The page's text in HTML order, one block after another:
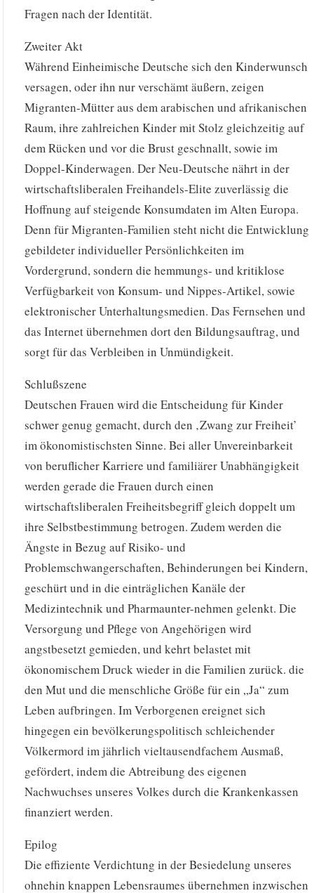
Fragen nach der Identität.
Zweiter Akt
Während Einheimische Deutsche sich den Kinderwunsch
versagen, oder ihn nur verschämt äußern, zeigen
Migranten-Mütter aus dem arabischen und afrikanischen
Raum, ihre zahlreichen Kinder mit Stolz gleichzeitig auf
dem Rücken und vor die Brust geschnallt, sowie im
Doppel-Kinderwagen. Der Neu-Deutsche nährt in der
wirtschaftsliberalen Freihandels-Elite zuverlässig die
Hoffnung auf steigende Konsumdaten im Alten Europa.
Denn für Migranten-Familien steht nicht die Entwicklung
gebildeter individueller Persönlichkeiten im
Vordergrund, sondern die hemmungs- und kritiklose
Verfügbarkeit von Konsum- und Nippes-Artikel, sowie
elektronischer Unterhaltungsmedien. Das Fernsehen und
das Internet übernehmen dort den Bildungsauftrag, und
sorgt für das Verbleiben in Unmündigkeit.
Schlußszene
Deutschen Frauen wird die Entscheidung für Kinder
schwer genug gemacht, durch den ‚Zwang zur Freiheit’
im ökonomistischsten Sinne. Bei aller Unvereinbarkeit
von beruflicher Karriere und familiärer Unabhängigkeit
werden gerade die Frauen durch einen
wirtschaftsliberalen Freiheitsbegriff gleich doppelt um
ihre Selbstbestimmung betrogen. Zudem werden die
Ängste in Bezug auf Risiko- und
Problemschwangerschaften, Behinderungen bei Kindern,
geschürt und in die einträglichen Kanäle der
Medizintechnik und Pharmaunter-nehmen gelenkt. Die
Versorgung und Pflege von Angehörigen wird
angstbesetzt gemieden, und kehrt belastet mit
ökonomischem Druck wieder in die Familien zurück. die
den Mut und die menschliche Größe für ein „Ja“ zum
Leben aufbringen. Im Verborgenen ereignet sich
hingegen ein bevölkerungspolitisch schleichender
Völkermord im jährlich vieltausendfachem Ausmaß,
gefördert, indem die Abtreibung des eigenen
Nachwuchses unseres Volkes durch die Krankenkassen
finanziert werden.
Epilog
Die effiziente Verdichtung in der Besiedelung unseres
ohnehin knappen Lebensraumes übernehmen inzwischen